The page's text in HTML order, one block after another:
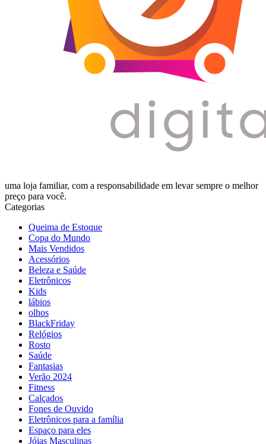
uma loja familiar, com a responsabilidade em levar sempre o melhor
preço para você.
Categorias
Queima de Estoque
Copa do Mundo
Mais Vendidos
Acessórios
Beleza e Saúde
Eletrônicos
Kids
lábios
olhos
BlackFriday
Relógios
Rosto
Saúde
Fantasias
Verão 2024
Fitness
Calçados
Fones de Ouvido
Eletrônicos para a família
Espaço para eles
Jóias Masculinas